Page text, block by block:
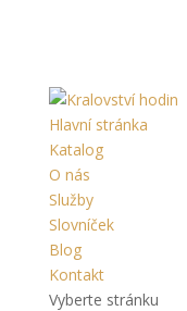
Hlavní stránka
Katalog
O nás
Služby
Slovníček
Blog
Kontakt
Vyberte stránku